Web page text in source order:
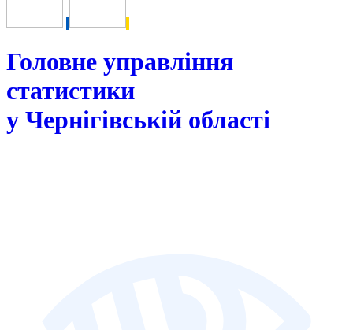
Головне управління
статистики
у Чернігівській області